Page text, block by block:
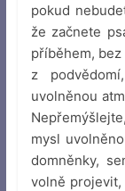
pokud
že začnete
příběhem,
z
uvolněnou
mysl
domněnky,
volně